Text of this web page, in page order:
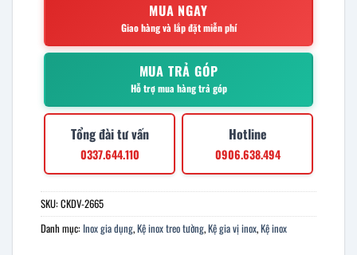
MUA NGAY
Giao hàng và lắp đặt miễn phí
MUA TRẢ GÓP
Hỗ trợ mua hàng trả góp
Tổng đài tư vấn
0337.644.110
Hotline
0906.638.494
SKU:CKDV-2665
Danh mục: Inox gia dụng,Kệ inox treo tường,Kệ gia vị inox,Kệ inox